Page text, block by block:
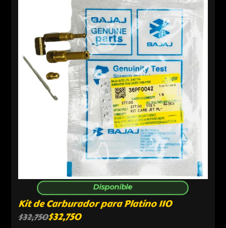
Disponible
Kit de Carburador para Platino 110
$32,750$32,750